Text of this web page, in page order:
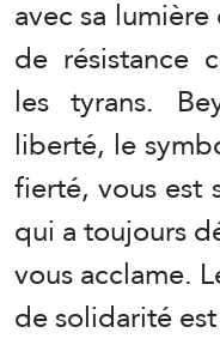
avec sa
de résistance
les tyrans.
liberté, le
fierté, vous est
qui a toujours
vous acclame.
de solidarité